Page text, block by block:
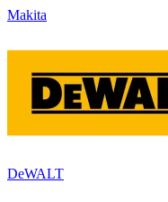
Makita
DeWALT